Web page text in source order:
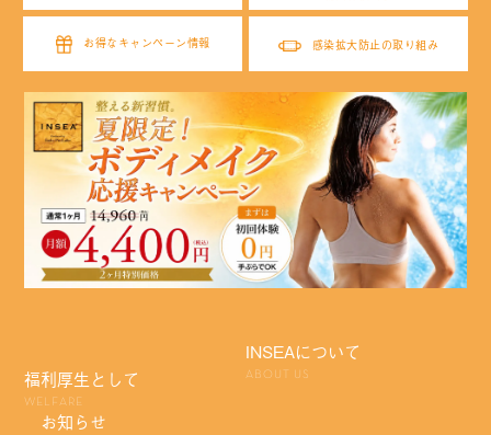
お得なキャンペーン情報 感染拡大防止の取り組み
INSEAについて
ABOUT US
お知らせ
福利厚生として
WELFARE